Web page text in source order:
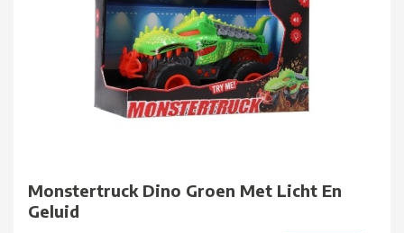
Monstertruck Dino Groen Met Licht En
Geluid